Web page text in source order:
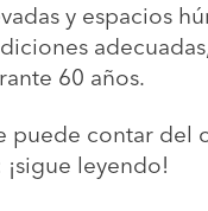
y espacios
60 años.
puede contar del
leyendo!